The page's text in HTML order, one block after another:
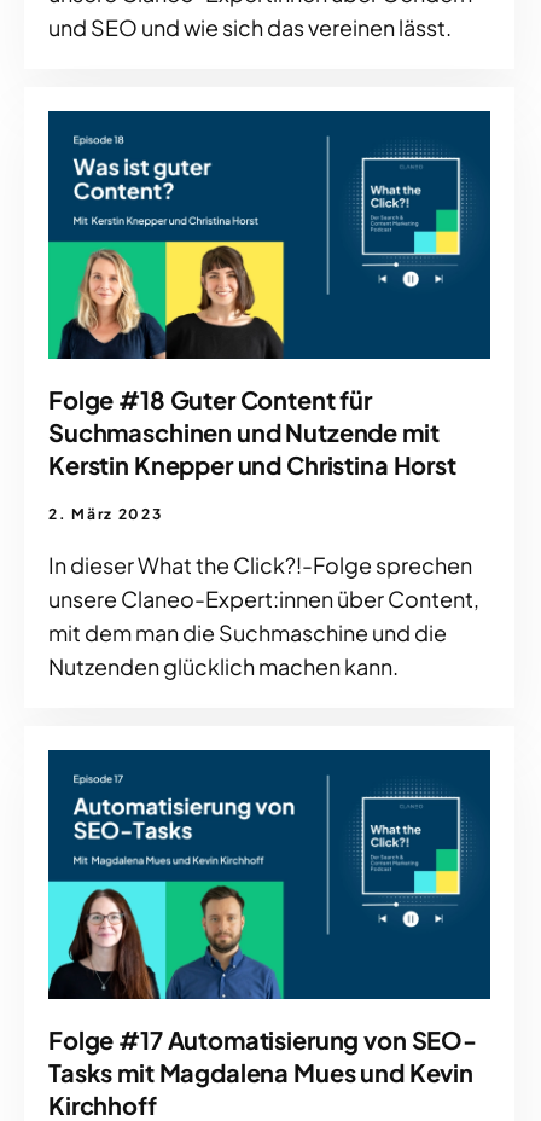
und SEO und wie sich das vereinen lässt.
Folge #18 Guter Content für
Suchmaschinen und Nutzende mit
Kerstin Knepper und Christina Horst
2. März 2023
In dieser What the Click?!-Folge sprechen
unsere Claneo-Expert:innen über Content,
mit dem man die Suchmaschine und die
Nutzenden glücklich machen kann.
Folge #17 Automatisierung von SEO-
Tasks mit Magdalena Mues und Kevin
Kirchhoff